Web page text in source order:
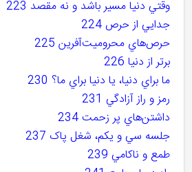
وقتي دنيا مسير باشد و نه مقصد 223
جدايي از حرص 224
حرص‌هاي محروميت‌آفرين 225
برتر از دنيا 226
ما براي دنيا، يا دنيا براي ما؟ 230
رمز و راز آزادگي 231
داشتن‌هاي پر زحمت 234
جلسه سي و يكم، شغل پاک 237
طمع و ناکامي 239